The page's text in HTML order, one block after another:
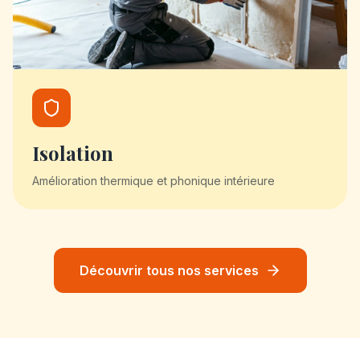
Isolation
Amélioration thermique et phonique intérieure
Découvrir tous nos services